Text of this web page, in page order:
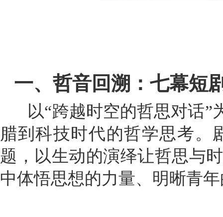
一、哲音回溯：七幕短
以“跨越时空的哲思对话”
腊到科技时代的哲学思考。
题，以生动的演绎让哲思与
中体悟思想的力量、明晰青